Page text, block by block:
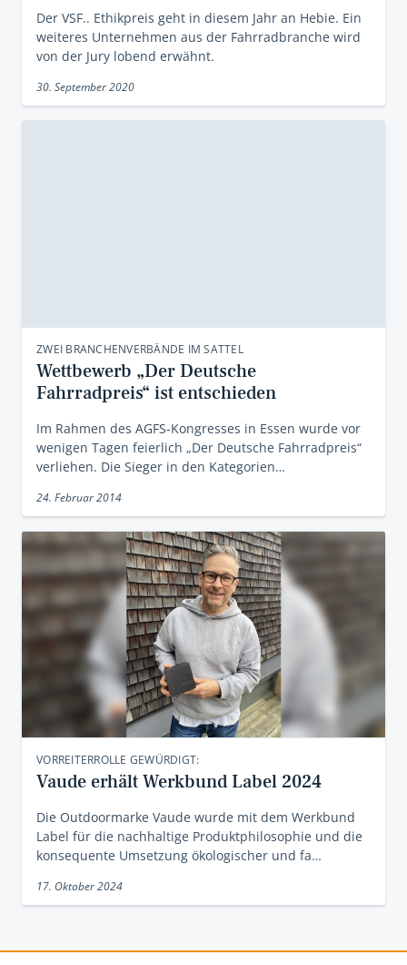
Der VSF.. Ethikpreis geht in diesem Jahr an Hebie. Ein
weiteres Unternehmen aus der Fahrradbranche wird
von der Jury lobend erwähnt.
30. September 2020
ZWEI BRANCHENVERBÄNDE IM SATTEL
Wettbewerb „Der Deutsche
Fahrradpreis“ ist entschieden
Im Rahmen des AGFS-Kongresses in Essen wurde vor
wenigen Tagen feierlich „Der Deutsche Fahrradpreis“
verliehen. Die Sieger in den Kategorien…
24. Februar 2014
VORREITERROLLE GEWÜRDIGT:
Vaude erhält Werkbund Label 2024
Die Outdoormarke Vaude wurde mit dem Werkbund
Label für die nachhaltige Produktphilosophie und die
konsequente Umsetzung ökologischer und fa…
17. Oktober 2024